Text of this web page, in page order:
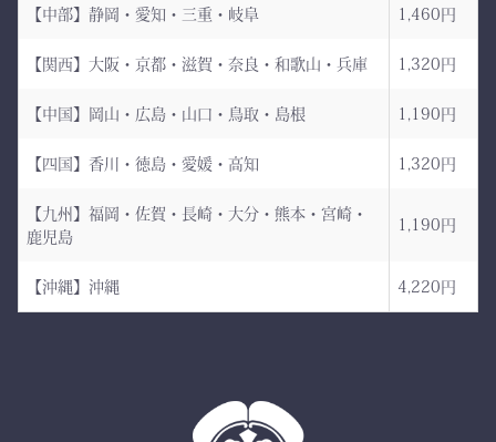
日本が誇る伝統織物 武州
金橋（8800番手 木綿生
袴。
産素材。
縫製は熊本の熟練縫製工場
負のスイッチが入る。
――その一本を、あなたの
手に。
【中部】静岡・愛知・三重・岐阜 1,460円
【関西】大阪・京都・滋賀・奈良・和歌山・兵庫 1,320円
【中国】岡山・広島・山口・鳥取・島根 1,190円
【四国】香川・徳島・愛媛・高知 1,320円
【九州】福岡・佐賀・長崎・大分・熊本・宮崎・
鹿児島
1,190円
【沖縄】沖縄 4,220円